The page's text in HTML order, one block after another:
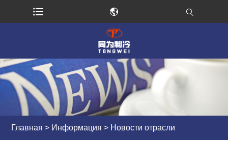
Главная > Информация > Новости отрасли